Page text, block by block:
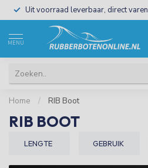
Uit voorraad leverbaar, direct varen
MENU
Home / RIB Boot
RIB BOOT
LENGTE GEBRUIK